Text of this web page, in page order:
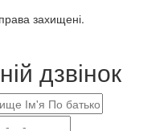
захищені.
дзвінок